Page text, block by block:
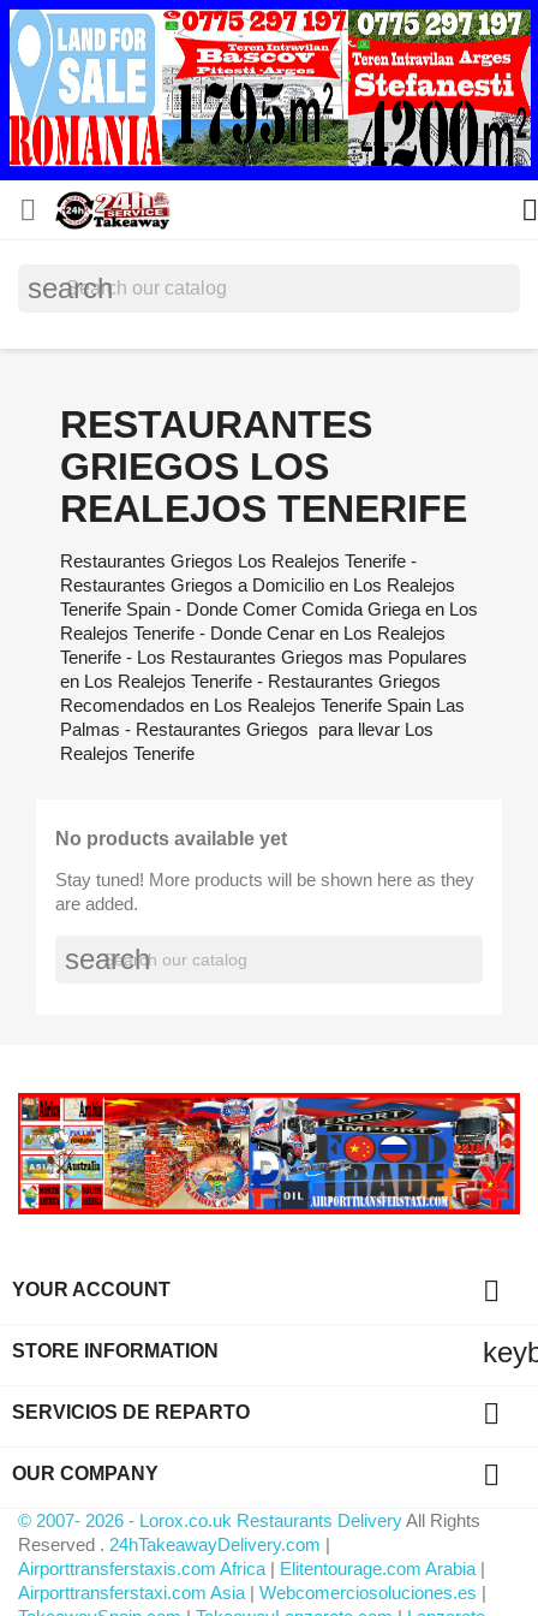
 
search
RESTAURANTES
GRIEGOS LOS
REALEJOS TENERIFE
Restaurantes Griegos Los Realejos Tenerife -
Restaurantes Griegos a Domicilio en Los Realejos
Tenerife Spain - Donde Comer Comida Griega en Los
Realejos Tenerife - Donde Cenar en Los Realejos
Tenerife - Los Restaurantes Griegos mas Populares
en Los Realejos Tenerife - Restaurantes Griegos
Recomendados en Los Realejos Tenerife Spain Las
Palmas - Restaurantes Griegos para llevar Los
Realejos Tenerife
No products available yet
Stay tuned! More products will be shown here as they
are added.
search
YOUR ACCOUNT 
STORE INFORMATION
SERVICIOS DE REPARTO 
OUR COMPANY 
© 2007- 2026 - Lorox.co.uk Restaurants DeliveryAll Rights
Reserved . 24hTakeawayDelivery.com |
Airporttransferstaxis.com Africa | Elitentourage.com Arabia |
Airporttransferstaxi.com Asia | Webcomerciosoluciones.es |